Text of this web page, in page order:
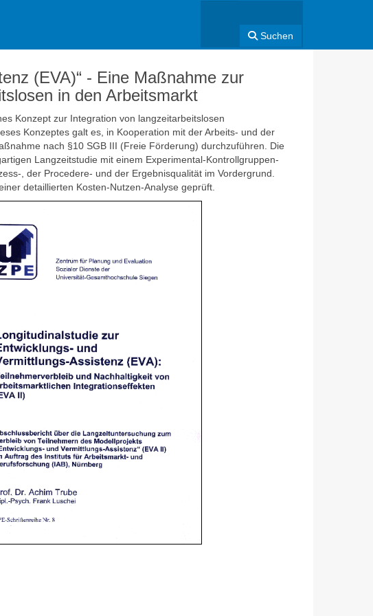
Suchen
(EVA)“ - Eine Maßnahme zur
in den Arbeitsmarkt
Konzept zur Integration von langzeitarbeitslosen
Konzeptes galt es, in Kooperation mit der Arbeits- und der
nach §10 SGB III (Freie Förderung) durchzuführen. Die
Langzeitstudie mit einem Experimental-Kontrollgruppen-
, der Procedere- und der Ergebnisqualität im Vordergrund.
detaillierten Kosten-Nutzen-Analyse geprüft.